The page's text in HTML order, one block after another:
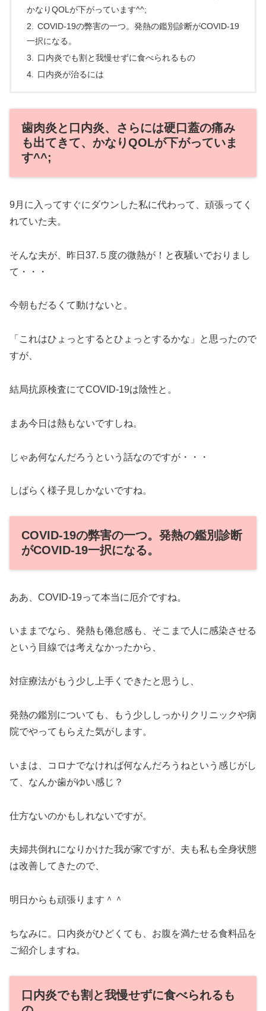
かなりQOLが下がっています^^;
COVID-19の弊害の一つ。発熱の鑑別診断がCOVID-19
一択になる。
口内炎でも割と我慢せずに食べられるもの
口内炎が治るには
歯肉炎と口内炎、さらには硬口蓋の痛み
も出てきて、かなりQOLが下がっていま
す^^;
9月に入ってすぐにダウンした私に代わって、頑張ってく
れていた夫。
そんな夫が、昨日37.５度の微熱が！と夜騒いでおりまし
て・・・
今朝もだるくて動けないと。
「これはひょっとするとひょっとするかな」と思ったので
すが、
結局抗原検査にてCOVID-19は陰性と。
まあ今日は熱もないですしね。
じゃあ何なんだろうという話なのですが・・・
しばらく様子見しかないですね。
COVID-19の弊害の一つ。発熱の鑑別診断
がCOVID-19一択になる。
ああ、COVID-19って本当に厄介ですね。
いままでなら、発熱も倦怠感も、そこまで人に感染させる
という目線では考えなかったから、
対症療法がもう少し上手くできたと思うし、
発熱の鑑別についても、もう少ししっかりクリニックや病
院でやってもらえた気がします。
いまは、コロナでなければ何なんだろうねという感じがし
て、なんか歯がゆい感じ？
仕方ないのかもしれないですが。
夫婦共倒れになりかけた我が家ですが、夫も私も全身状態
は改善してきたので、
明日からも頑張ります＾＾
ちなみに。口内炎がひどくても、お腹を満たせる食料品を
ご紹介しますね。
口内炎でも割と我慢せずに食べられるも